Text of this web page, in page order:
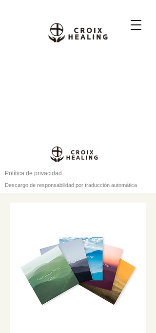
Política de privacidad
Descargo de responsabilidad por traducción automática